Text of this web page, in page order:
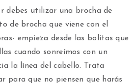
debes utilizar una brocha de
de brocha que viene con el
empieza desde las bolitas que
cuando sonreímos con un
la línea del cabello. Trata
para que no piensen que harás